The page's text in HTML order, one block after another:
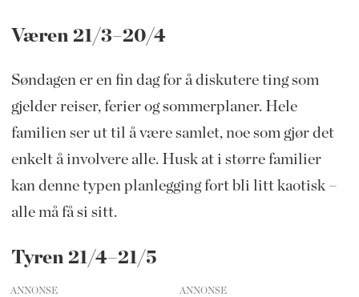
Væren 21/3–20/4
Søndagen er en fin dag for å diskutere ting som
gjelder reiser, ferier og sommerplaner. Hele
familien ser ut til å være samlet, noe som gjør det
enkelt å involvere alle. Husk at i større familier
kan denne typen planlegging fort bli litt kaotisk –
alle må få si sitt.
Tyren 21/4–21/5
ANNONSE